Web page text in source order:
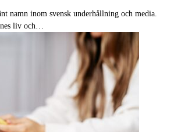
namn inom svensk underhållning och media.
liv och…